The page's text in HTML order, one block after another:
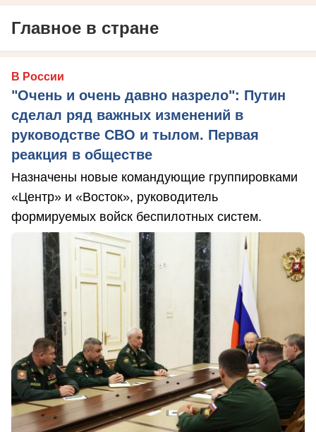
Главное в стране
В России
"Очень и очень давно назрело": Путин
сделал ряд важных изменений в
руководстве СВО и тылом. Первая
реакция в обществе
Назначены новые командующие группировками
«Центр» и «Восток», руководитель
формируемых войск беспилотных систем.